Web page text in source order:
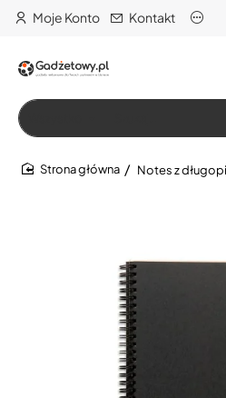
Moje Konto Kontakt
Szukaj…
Notes z